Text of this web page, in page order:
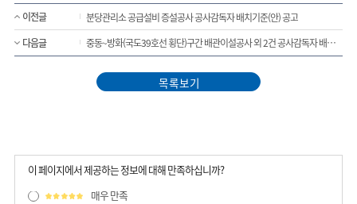
이전글
분당관리소 공급설비 증설공사 공사감독자 배치기준(안) 공고
다음글
중동~방화(국도39호선 횡단)구간 배관이설공사 외 2건 공사감독자 배치기준 (안) 공고
목록보기
이 페이지에서 제공하는 정보에 대해 만족하십니까?
매우 만족